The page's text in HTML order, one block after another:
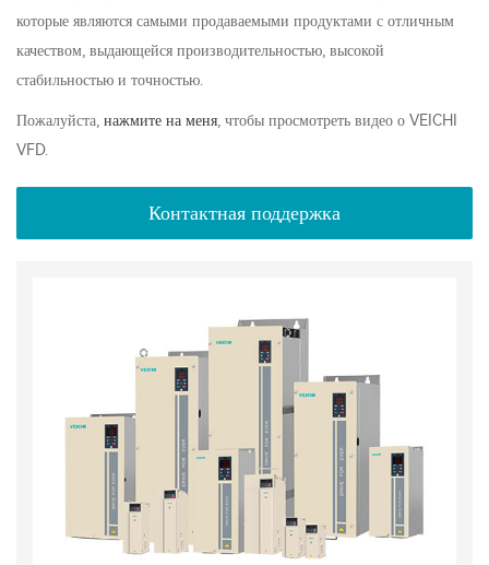
которые являются самыми продаваемыми продуктами с отличным
качеством, выдающейся производительностью, высокой
стабильностью и точностью.
Пожалуйста, нажмите на меня, чтобы просмотреть видео о VEICHI
VFD.
Контактная поддержка